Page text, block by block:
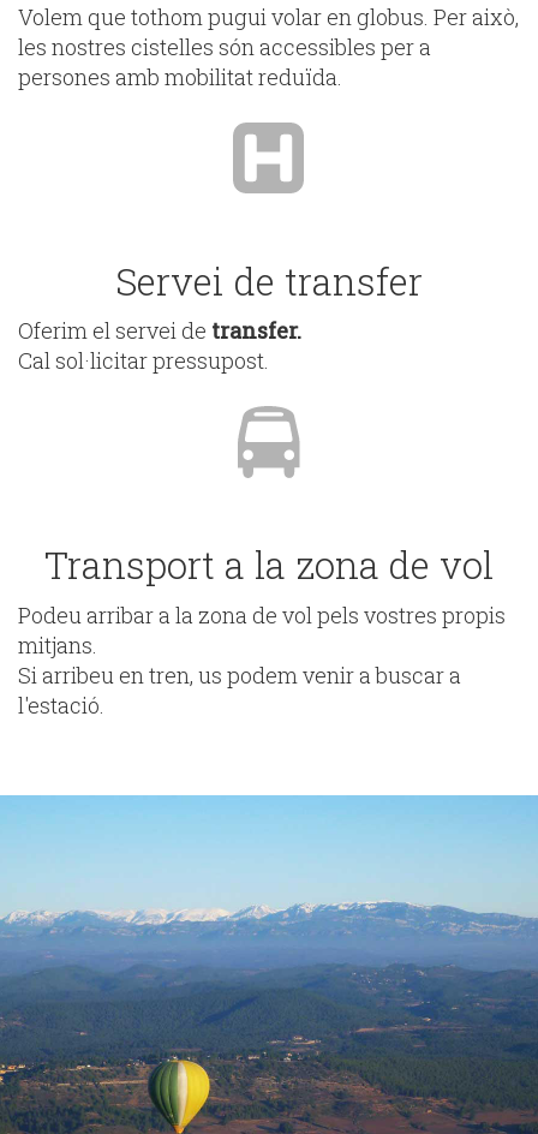
Volem que tothom pugui volar en globus. Per això,
les nostres cistelles són accessibles per a
persones amb mobilitat reduïda.
Servei de transfer
Oferim el servei de transfer.
Cal sol·licitar pressupost.
Transport a la zona de vol
Podeu arribar a la zona de vol pels vostres propis
mitjans.
Si arribeu en tren, us podem venir a buscar a
l'estació.